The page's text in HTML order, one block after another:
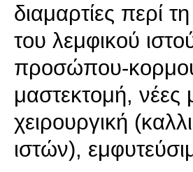
διαμαρτίες περί
του λεμφικού
προσώπου-
μαστεκτομή,
χειρουργική
ιστών),